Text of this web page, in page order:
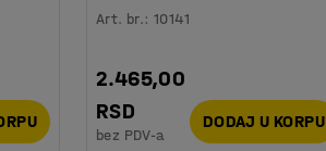
Art. br.:10141
2.465,00
RSD
bez PDV-a
DODAJ U KORPU